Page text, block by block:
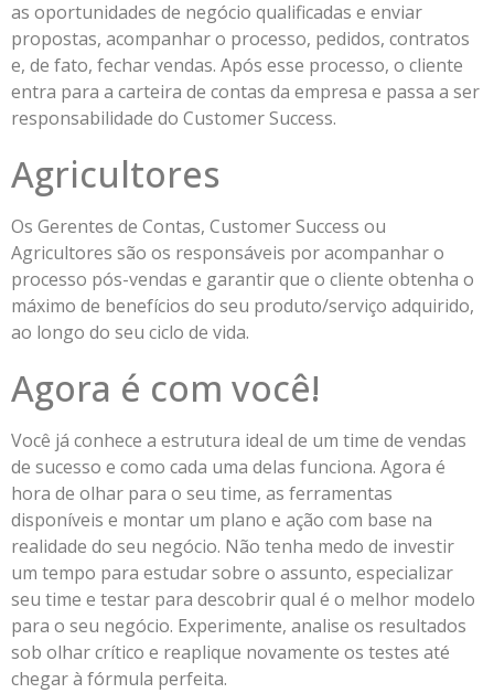
as oportunidades de negócio qualificadas e enviar
propostas, acompanhar o processo, pedidos, contratos
e, de fato, fechar vendas. Após esse processo, o cliente
entra para a carteira de contas da empresa e passa a ser
responsabilidade do Customer Success.
Agricultores
Os Gerentes de Contas, Customer Success ou
Agricultores são os responsáveis por acompanhar o
processo pós-vendas e garantir que o cliente obtenha o
máximo de benefícios do seu produto/serviço adquirido,
ao longo do seu ciclo de vida.
Agora é com você!
Você já conhece a estrutura ideal de um time de vendas
de sucesso e como cada uma delas funciona. Agora é
hora de olhar para o seu time, as ferramentas
disponíveis e montar um plano e ação com base na
realidade do seu negócio. Não tenha medo de investir
um tempo para estudar sobre o assunto, especializar
seu time e testar para descobrir qual é o melhor modelo
para o seu negócio. Experimente, analise os resultados
sob olhar crítico e reaplique novamente os testes até
chegar à fórmula perfeita.